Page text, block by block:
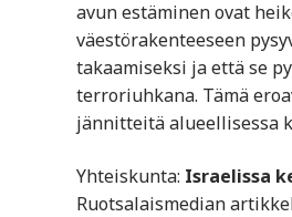
avun estäminen ovat
väestörakenteeseen
takaamiseksi ja että se
terroriuhkana. Tämä
jännitteitä alueellisessa
Yhteiskunta: Israelissa
Ruotsalaismedian